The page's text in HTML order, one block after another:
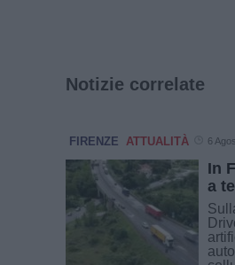
Notizie correlate
FIRENZE ATTUALITÀ 6
In
a